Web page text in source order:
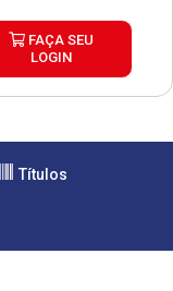
FAÇA SEU
LOGIN
Títulos